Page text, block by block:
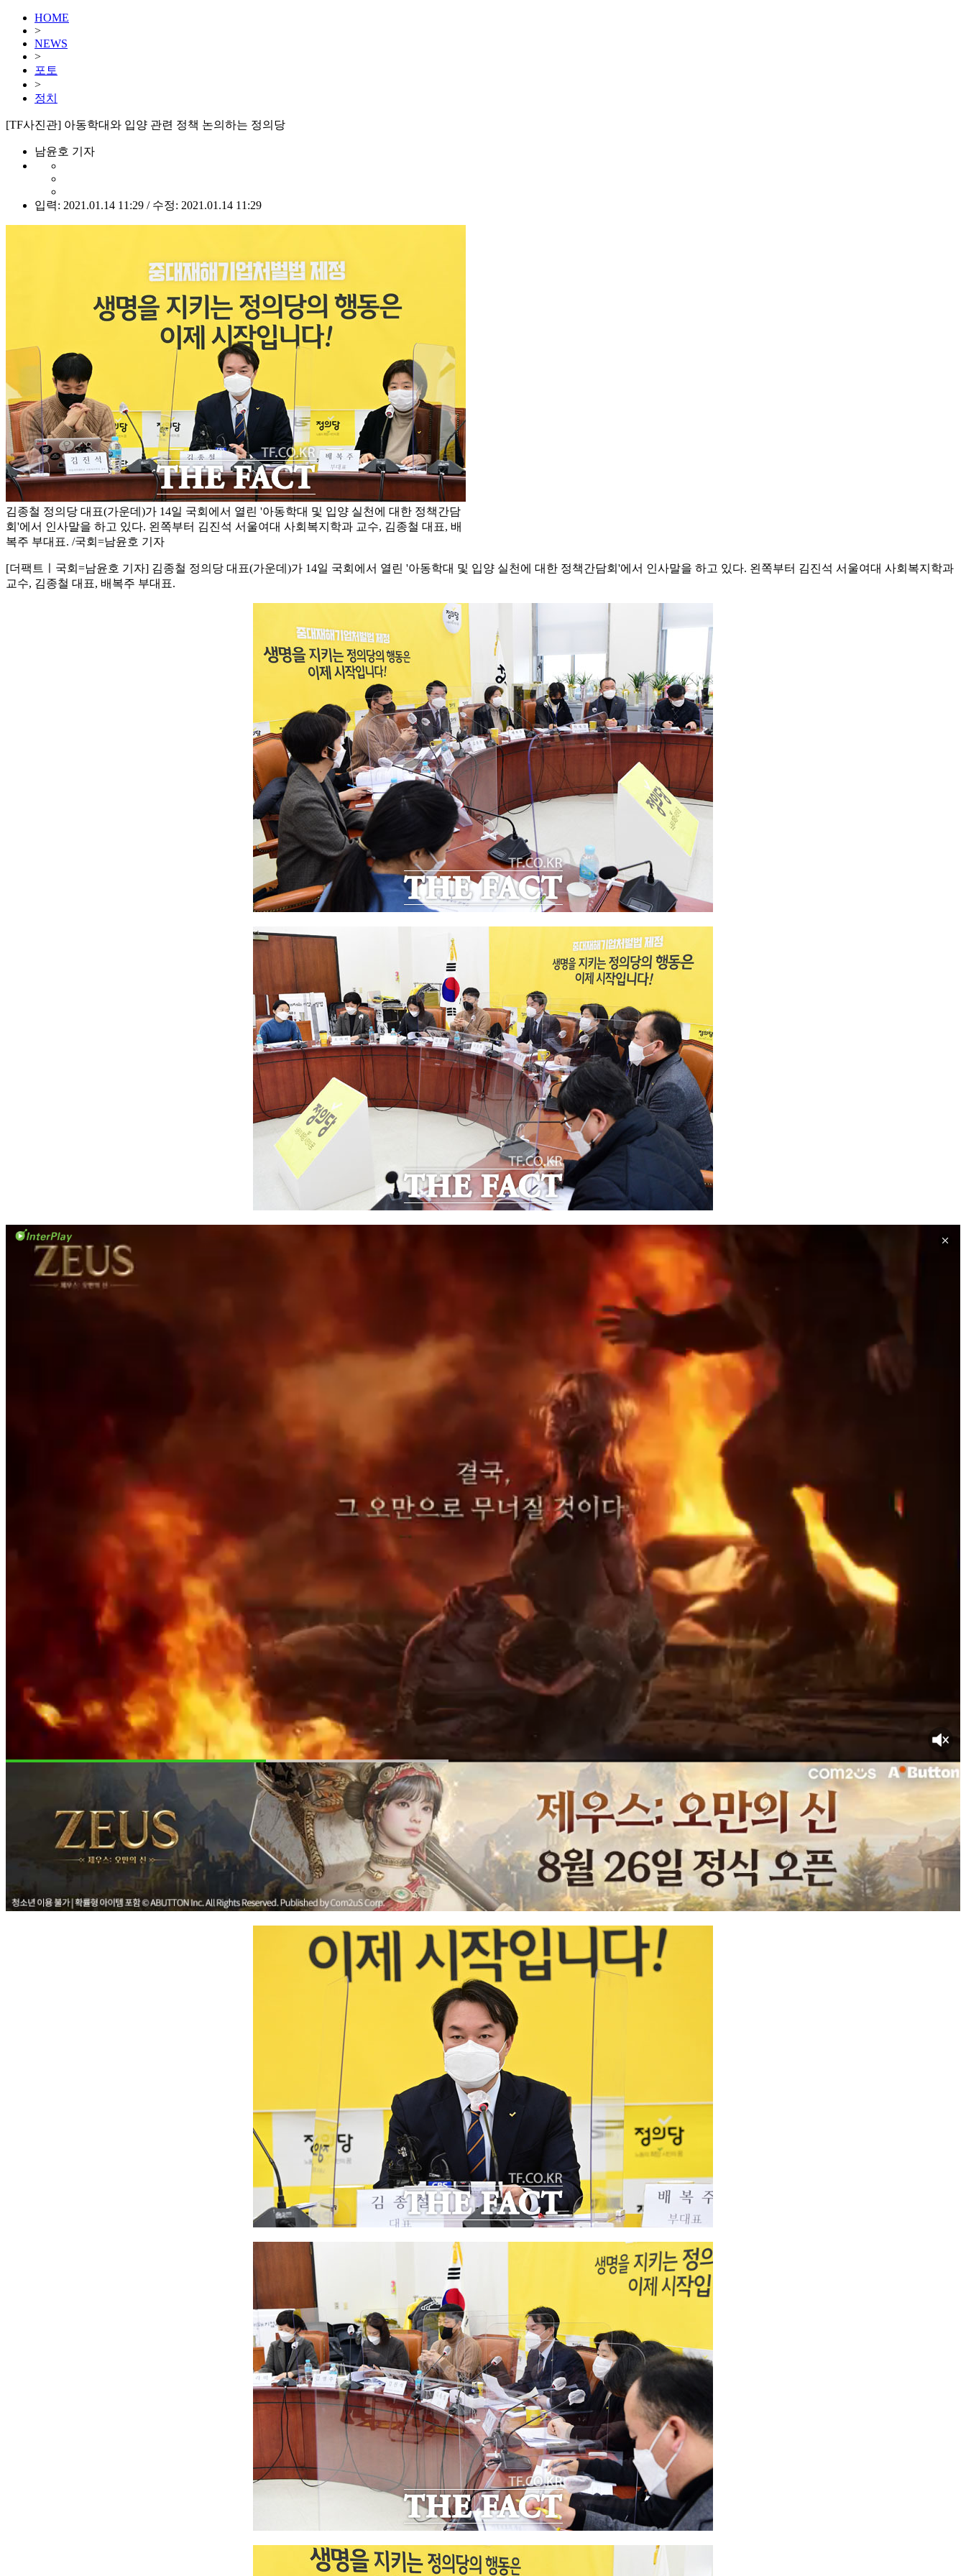
HOME
>
NEWS
>
포토
>
정치
[TF사진관] 아동학대와 입양 관련 정책 논의하는 정의당
남윤호 기자
입력: 2021.01.14 11:29 / 수정: 2021.01.14 11:29
김종철 정의당 대표(가운데)가 14일 국회에서 열린 '아동학대 및 입양 실천에 대한 정책간담
회'에서 인사말을 하고 있다. 왼쪽부터 김진석 서울여대 사회복지학과 교수, 김종철 대표, 배
복주 부대표. /국회=남윤호 기자
[더팩트ㅣ국회=남윤호 기자] 김종철 정의당 대표(가운데)가 14일 국회에서 열린 '아동학대 및 입양 실천에 대한 정책간담회'에서 인사말을 하고 있다. 왼쪽부터 김진석 서울여대 사회복지학과
교수, 김종철 대표, 배복주 부대표.